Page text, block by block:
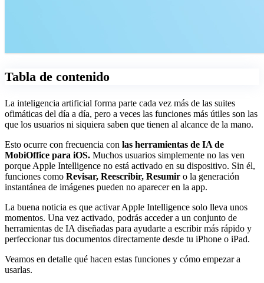
Tabla de contenido
La inteligencia artificial forma parte cada vez más de las suites
ofimáticas del día a día, pero a veces las funciones más útiles son las
que los usuarios ni siquiera saben que tienen al alcance de la mano.
Esto ocurre con frecuencia con las herramientas de IA de
MobiOffice para iOS. Muchos usuarios simplemente no las ven
porque Apple Intelligence no está activado en su dispositivo. Sin él,
funciones como Revisar, Reescribir, Resumir o la generación
instantánea de imágenes pueden no aparecer en la app.
La buena noticia es que activar Apple Intelligence solo lleva unos
momentos. Una vez activado, podrás acceder a un conjunto de
herramientas de IA diseñadas para ayudarte a escribir más rápido y
perfeccionar tus documentos directamente desde tu iPhone o iPad.
Veamos en detalle qué hacen estas funciones y cómo empezar a
usarlas.